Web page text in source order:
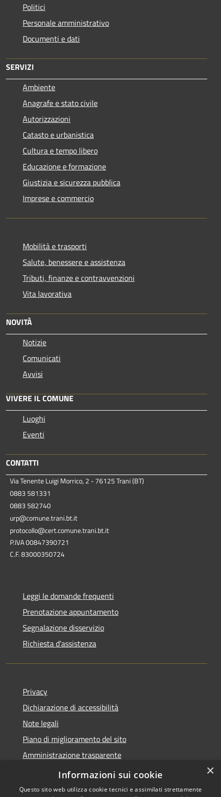
Politici
Personale amministrativo
Documenti e dati
SERVIZI
Ambiente
Anagrafe e stato civile
Autorizzazioni
Catasto e urbanistica
Cultura e tempo libero
Educazione e formazione
Giustizia e sicurezza pubblica
Imprese e commercio
Mobilità e trasporti
Salute, benessere e assistenza
Tributi, finanze e contravvenzioni
Vita lavorativa
NOVITÀ
Notizie
Comunicati
Avvisi
VIVERE IL COMUNE
Luoghi
Eventi
CONTATTI
Via Tenente Luigi Morrico, 2 - 76125 Trani (BT)
0883 581331
0883 582740
urp@comune.trani.bt.it
protocollo@cert.comune.trani.bt.it
P.IVA 00847390721
C.F. 83000350724
Leggi le domande frequenti
Prenotazione appuntamento
Segnalazione disservizio
Richiesta d'assistenza
Privacy
Dichiarazione di accessibilità
Note legali
Piano di miglioramento del sito
Amministrazione trasparente
Albo Pretorio
×
Informazioni sui cookie
Questo sito web utilizza cookie tecnici e assimilati strettamente